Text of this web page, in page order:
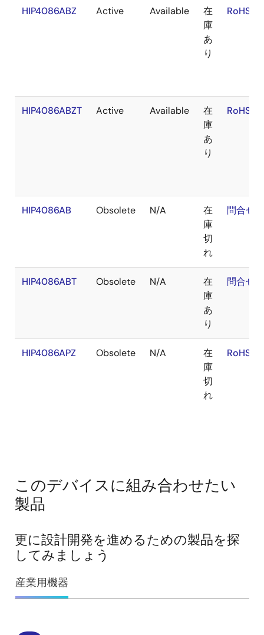
HIP4086ABZ Active Available
在
庫
あ
り
RoHS:EN
HIP4086ABZT Active Available
在
庫
あ
り
RoHS:EN
HIP4086AB Obsolete N/A
在
庫
切
れ
問合せ
HIP4086ABT Obsolete N/A
在
庫
あ
り
問合せ
HIP4086APZ Obsolete N/A
在
庫
切
れ
RoHS:EN
このデバイスに組み合わせたい
製品
更に設計開発を進めるための製品を探
してみましょう
産業用機器